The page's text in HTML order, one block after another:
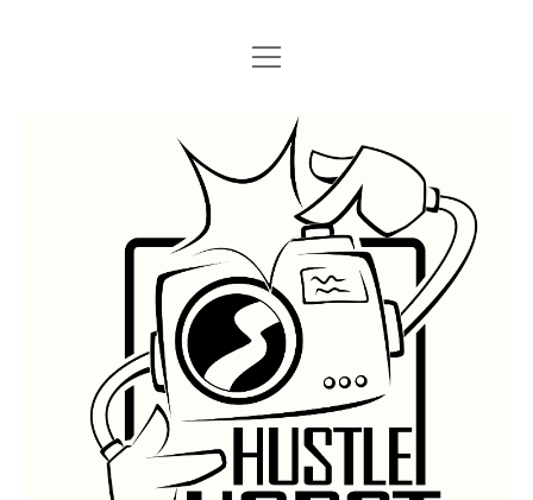
STARTSEITE
BERLIN GRAFFITI
Menü
öffnen
BERLIN BOMBINGS
BERLIN SUBWAY
BERLIN S-BAHN
TRAINS
LEGAL WALLS
HOTTER FRAGT…
ROSTOCK
REGIO
GÜTER
ATHENS GRAFFITI Menü
öffnen
ATHENS TRAINS
Menü
öffnen
Hustlehorst